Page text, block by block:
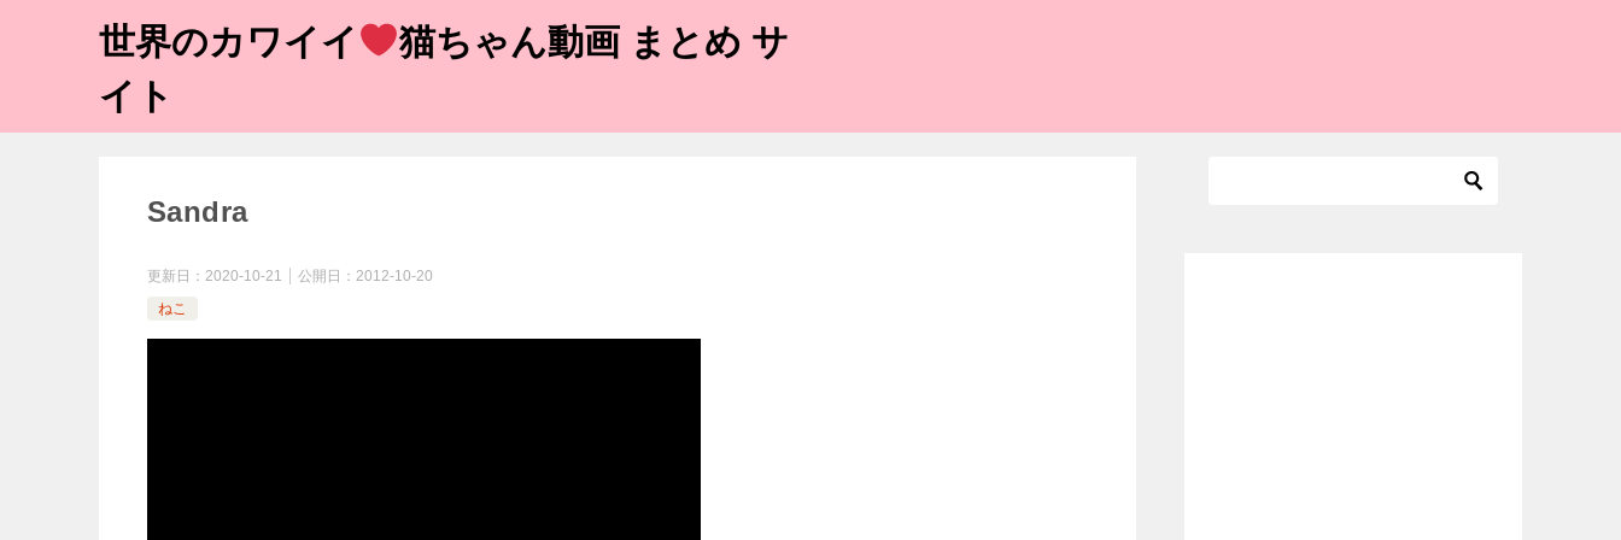
世界のカワイイ
猫ちゃん動画 まとめ サ
イト
Sandra
更新日： 2020-10-21 公開日： 2012-10-20
ねこ